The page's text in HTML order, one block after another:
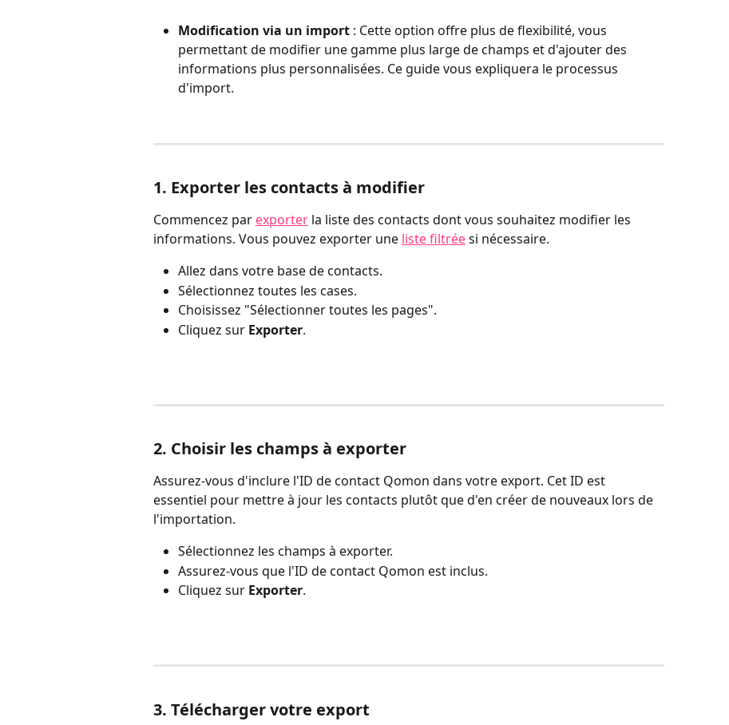
Modification via un import : Cette option offre plus de flexibilité, vous
permettant de modifier une gamme plus large de champs et d'ajouter des
informations plus personnalisées. Ce guide vous expliquera le processus
d'import.
1. Exporter les contacts à modifier
Commencez par exporter la liste des contacts dont vous souhaitez modifier les
informations. Vous pouvez exporter une liste filtrée si nécessaire.
Allez dans votre base de contacts.
Sélectionnez toutes les cases.
Choisissez "Sélectionner toutes les pages".
Cliquez sur Exporter.
2. Choisir les champs à exporter
Assurez-vous d'inclure l'ID de contact Qomon dans votre export. Cet ID est
essentiel pour mettre à jour les contacts plutôt que d'en créer de nouveaux lors de
l'importation.
Sélectionnez les champs à exporter.
Assurez-vous que l'ID de contact Qomon est inclus.
Cliquez sur Exporter.
3. Télécharger votre export